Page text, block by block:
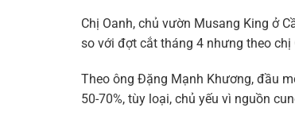
Chị Oanh, chủ vườn Musang King ở
so với đợt cắt tháng 4 nhưng theo chị
Theo ông Đặng Mạnh Khương, đầu
50-70%, tùy loại, chủ yếu vì nguồn